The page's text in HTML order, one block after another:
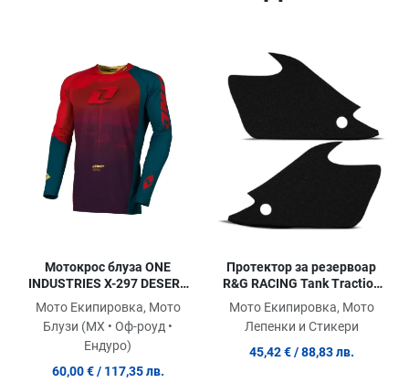
Добави в любими
Сравни продукт
Quick View
Мотокрос блуза ONE
INDUSTRIES X-297 DESERT
Мото Екипировка, Мото
Блузи (MX • Оф-роуд •
Ендуро)
60,00 € / 117,35 лв.
Протектор за резервоар
R&G RACING Tank Traction
Pads (Set 2 Pieces) - Black
Triumph Speedtriple 765
R/RS 23-24
Мото Екипировка, Мото
Лепенки и Стикери
45,42 € / 88,83 лв.